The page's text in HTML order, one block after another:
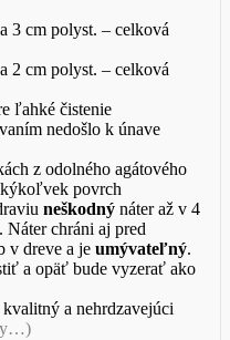
3 cm polyst. – celková
2 cm polyst. – celková
ľahké čistenie
nedošlo k únave
z odolného agátového
povrch
neškodný náter až v 4
chráni aj pred
v dreve a je umývateľný.
a opäť bude vyzerať ako
a nehrdzavejúci